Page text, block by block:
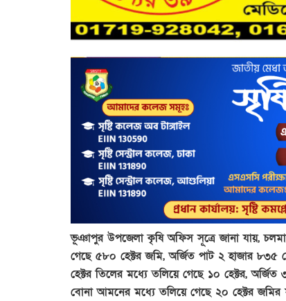
ভূঞাপুর উপজেলা কৃষি অফিস সূত্রে জানা যায়,
গেছে ৫৮০ হেক্টর জমি, অর্জিত পাট ২ হাজার ৮৩৫
হেক্টর তিলের মধ্যে তলিয়ে গেছে ১০ হেক্টর,
বোনা আমনের মধ্যে তলিয়ে গেছে ২০ হেক্টর